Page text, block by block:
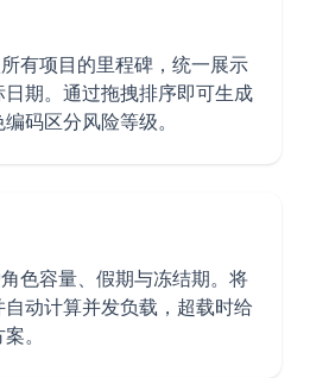
有项目的里程碑，统一展示
期。通过拖拽排序即可生成
码区分风险等级。
色容量、假期与冻结期。将
动计算并发负载，超载时给
。